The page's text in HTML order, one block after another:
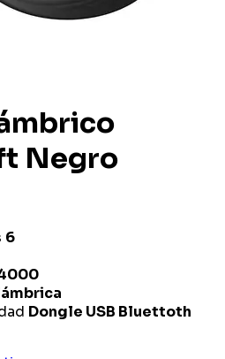
Negro
6
Dongle USB Bluettoth